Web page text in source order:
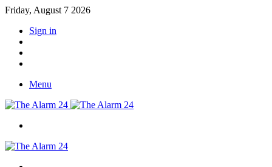
Friday, August 7 2026
Sign in
Menu